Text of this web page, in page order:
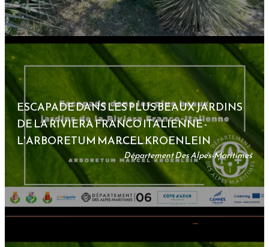
ESCAPADE DANS LES PLUS BEAUX JARDINS
DE LA RIVIERA FRANCO ITALIENNE -
L'ARBORETUM MARCEL KROENLEIN
Département Des Alpes-Maritimes